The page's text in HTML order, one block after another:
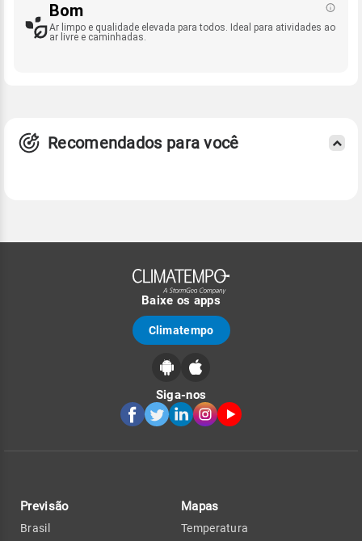
Bom
Ar limpo e qualidade elevada para todos. Ideal para atividades ao
ar livre e caminhadas.
Recomendados para você
Baixe os apps
Climatempo
Siga-nos
Previsão
Brasil
Mapas
Temperatura